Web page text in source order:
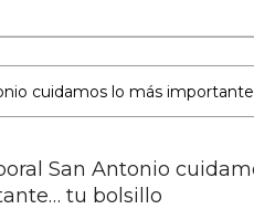
San Antonio
tu bolsillo